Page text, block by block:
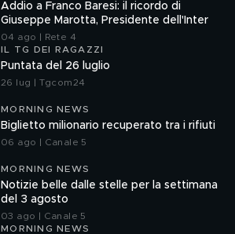
Addio a Franco Baresi: il ricordo di
Giuseppe Marotta, Presidente dell'Inter
04 ago | Rete 4
IL TG DEI RAGAZZI
Puntata del 26 luglio
26 lug | Tgcom24
MORNING NEWS
Biglietto milionario recuperato tra i rifiuti
06 ago | Canale 5
MORNING NEWS
Notizie belle dalle stelle per la settimana
del 3 agosto
03 ago | Canale 5
MORNING NEWS